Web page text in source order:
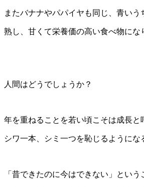
またバナナやパパイヤも同じ、青い
熟し、甘くて栄養価の高い食べ物にな
人間はどうでしょうか？
年を重ねることを若い頃こそは成長と
シワ一本、シミ一つを恥じるようにな
「昔できたのに今はできない」とい